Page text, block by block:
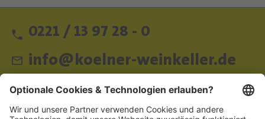
0221 / 13 97 28 - 0
info@koelner-weinkeller.de
Schnellzugriff